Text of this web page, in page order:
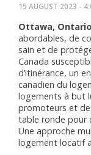
15 AUGUST 2023 -
Ottawa, Ontario
abordables, de
sain et de
Canada
d’itinérance, un
canadien du
logements à but
promoteurs et
table ronde pour
Une approche
logement locatif